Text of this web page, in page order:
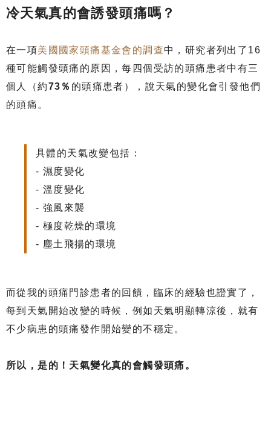
冷天氣真的會誘發頭痛嗎？
在一項美國國家頭痛基金會的調查中，研究者列出了16
種可能觸發頭痛的原因，每四個受訪的頭痛患者中有三
個人（約73％ 的頭痛患者），說天氣的變化會引發他們
的頭痛。
具體的天氣改變包括：
- 濕度變化
- 溫度變化
- 強風來襲
- 極度乾燥的環境
- 塵土飛揚的環境
而從我的頭痛門診患者的回饋，臨床的經驗也證實了，
每到天氣開始改變的時候，例如天氣明顯轉涼後，就有
不少病患的頭痛發作開始變的不穩定。
所以，是的！天氣變化真的會觸發頭痛。